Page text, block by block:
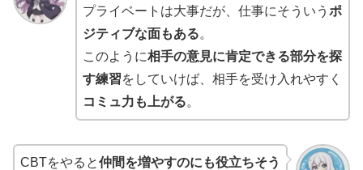
プライベートは大事だが、仕事にそういう ポ
ジティブな面もある。
このように相手の意見に肯定できる部分を探
す練習をしていけば、相手を受け入れやすく
コミュ力も上がる。
CBTをやると仲間を増やすのにも役立ちそう